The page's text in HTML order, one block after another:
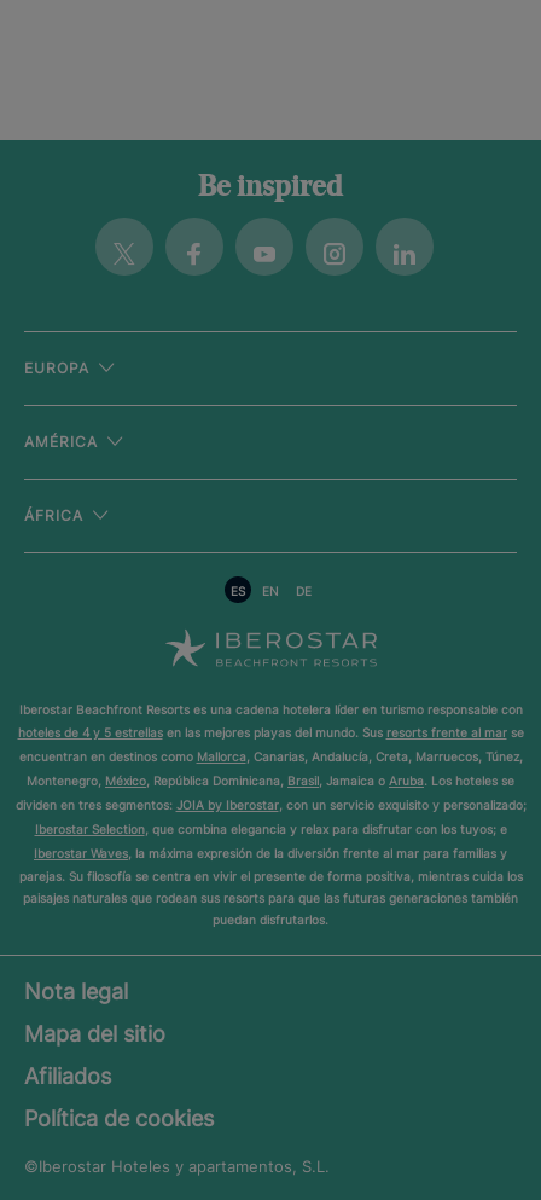
Be inspired
Twitter FacebookYoutubeInstagramLinkedin
EUROPA
AMÉRICA
ÁFRICA
ES EN DE
Iberostar Beachfront Resorts es una cadena hotelera líder en turismo responsable con
hoteles de 4 y 5 estrellasen las mejores playas del mundo. Sus resorts frente al marse
encuentran en destinos como Mallorca, Canarias, Andalucía, Creta, Marruecos, Túnez,
Montenegro, México, República Dominicana, Brasil, Jamaica o Aruba. Los hoteles se
dividen en tres segmentos: JOIA by Iberostar, con un servicio exquisito y personalizado;
Iberostar Selection, que combina elegancia y relax para disfrutar con los tuyos; e
Iberostar Waves, la máxima expresión de la diversión frente al mar para familias y
parejas. Su filosofía se centra en vivir el presente de forma positiva, mientras cuida los
paisajes naturales que rodean sus resorts para que las futuras generaciones también
puedan disfrutarlos.
Nota legal
Mapa del sitio
Afiliados
Política de cookies
©Iberostar Hoteles y apartamentos, S.L.